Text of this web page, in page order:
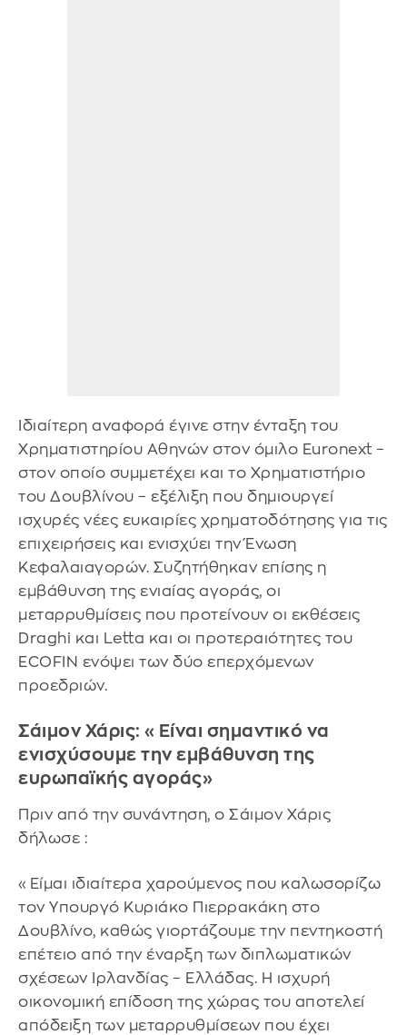
Ιδιαίτερη αναφορά έγινε στην ένταξη του
Χρηματιστηρίου Αθηνών στον όμιλο Euronext –
στον οποίο συμμετέχει και το Χρηματιστήριο
του Δουβλίνου – εξέλιξη που δημιουργεί
ισχυρές νέες ευκαιρίες χρηματοδότησης για τις
επιχειρήσεις και ενισχύει την Ένωση
Κεφαλαιαγορών. Συζητήθηκαν επίσης η
εμβάθυνση της ενιαίας αγοράς, οι
μεταρρυθμίσεις που προτείνουν οι εκθέσεις
Draghi και Letta και οι προτεραιότητες του
ECOFIN ενόψει των δύο επερχόμενων
προεδριών.
Σάιμον Χάρις: «Είναι σημαντικό να
ενισχύσουμε την εμβάθυνση της
ευρωπαϊκής αγοράς»
Πριν από την συνάντηση, ο Σάιμον Χάρις
δήλωσε :
«Είμαι ιδιαίτερα χαρούμενος που καλωσορίζω
τον Υπουργό Κυριάκο Πιερρακάκη στο
Δουβλίνο, καθώς γιορτάζουμε την πεντηκοστή
επέτειο από την έναρξη των διπλωματικών
σχέσεων Ιρλανδίας – Ελλάδας. Η ισχυρή
οικονομική επίδοση της χώρας του αποτελεί
απόδειξη των μεταρρυθμίσεων που έχει